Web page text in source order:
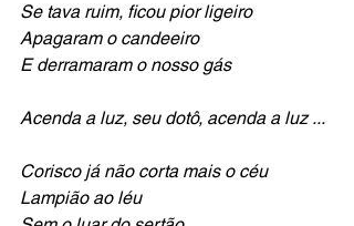
Se tava ruim, ficou pior ligeiro
Apagaram o candeeiro
E derramaram o nosso gás
Acenda a luz, seu dotô, acenda a luz ...
Corisco já não corta mais o céu
Lampião ao léu